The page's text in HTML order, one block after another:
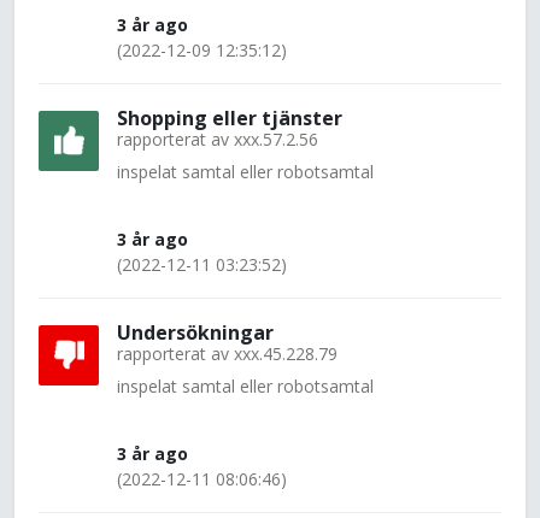
3 år ago
(2022-12-09 12:35:12)
Shopping eller tjänster
rapporterat av xxx.57.2.56
inspelat samtal eller robotsamtal
3 år ago
(2022-12-11 03:23:52)
Undersökningar
rapporterat av xxx.45.228.79
inspelat samtal eller robotsamtal
3 år ago
(2022-12-11 08:06:46)